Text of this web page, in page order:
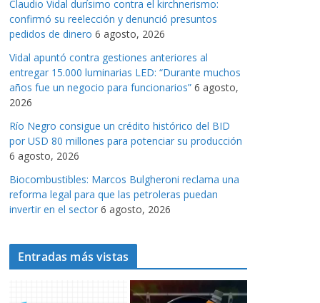
a
s
Claudio Vidal durísimo contra el kirchnerismo:
confirmó su reelección y denunció presuntos
pedidos de dinero 6 agosto, 2026
Vidal apuntó contra gestiones anteriores al
entregar 15.000 luminarias LED: “Durante muchos
años fue un negocio para funcionarios” 6 agosto,
2026
Río Negro consigue un crédito histórico del BID
por USD 80 millones para potenciar su producción
6 agosto, 2026
Biocombustibles: Marcos Bulgheroni reclama una
reforma legal para que las petroleras puedan
invertir en el sector 6 agosto, 2026
Entradas más vistas